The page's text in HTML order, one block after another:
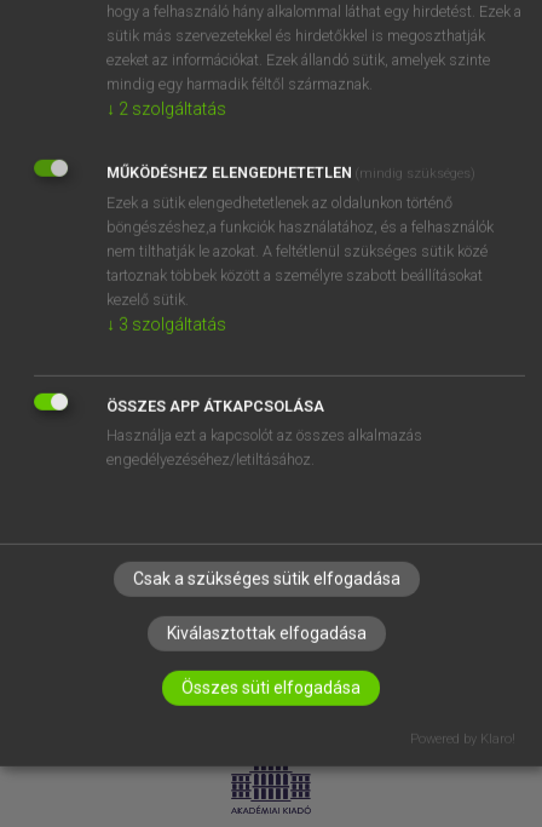
SZOTAR.NET APPLIKÁCIÓ
MICROSOFT OFFICE BŐVÍTMÉNY
BEÉPÜLŐ SZÓTÁRMODUL
ONLINE NYELVVIZSGA
EGYÉNI FELHASZNÁLÓKNAK
TANULÓKNAK
OKTATÁSI INTÉZMÉNYEKNEK
VÁLLALATI MEGOLDÁSOK
RÓLUNK
ELÉRHETŐSÉG
SÜTI BEÁLLÍTÁSOK
LICENCSZERZŐDÉS ADATVÉDELEM
hogy a felhasználó hány alkalommal láthat egy hirdetést. Ezek a
sütik más szervezetekkel és hirdetőkkel is megoszthatják
ezeket az információkat. Ezek állandó sütik, amelyek szinte
mindig egy harmadik féltől származnak.
↓ 2 szolgáltatás
MŰKÖDÉSHEZ ELENGEDHETETLEN (mindig szükséges)
Ezek a sütik elengedhetetlenek az oldalunkon történő
böngészéshez,a funkciók használatához, és a felhasználók
nem tilthatják le azokat. A feltétlenül szükséges sütik közé
tartoznak többek között a személyre szabott beállításokat
kezelő sütik.
↓ 3 szolgáltatás
ÖSSZES APP ÁTKAPCSOLÁSA
Használja ezt a kapcsolót az összes alkalmazás
engedélyezéséhez/letiltásához.
Csak a szükséges sütik elfogadása
Kiválasztottak elfogadása
Összes süti elfogadása
Powered by Klaro!